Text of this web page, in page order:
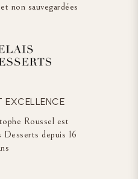
non sauvegardées
EXCELLENCE
Roussel est
Desserts depuis 16